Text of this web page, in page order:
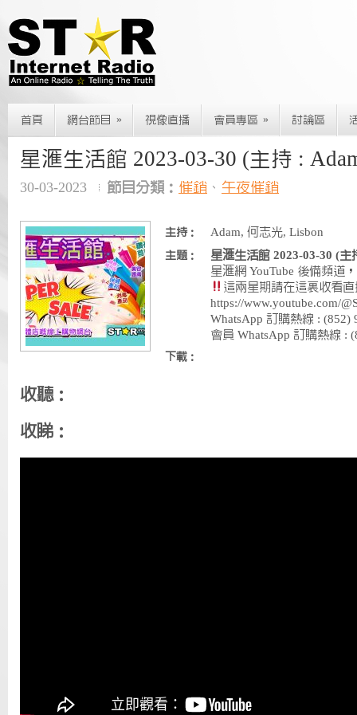
首頁 網台節目 » 視像直播 會員專區 » 討論區
星滙生活館 2023-03-30 (主持 :
30-03-2023 節目分類： 催銷 、 午夜催銷
主持： Adam, 何志光, Lisbon
主題：
星滙生活館 2023-03-30 (
星滙網 YouTube 後備頻道
這兩星期請在這裏收看直
https://www.youtube.com/
WhatsApp 訂購熱線 : (852)
會員 WhatsApp 訂購熱線 :
下載：
收聽：
收睇：